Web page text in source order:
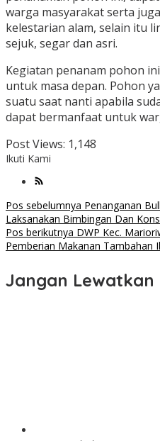
warga masyarakat serta
kelestarian alam, selain itu
sejuk, segar dan asri.
Kegiatan penanam pohon
untuk masa depan. Pohon
suatu saat nanti apabila
dapat bermanfaat untuk
Post Views: 1,148
Ikuti Kami
Navigasi
pos
Pos sebelumnya Penanganan
Laksanakan Bimbingan Dan
Pos berikutnya DWP Kec.
Pemberian Makanan Tambahan
Jangan Lewatkan